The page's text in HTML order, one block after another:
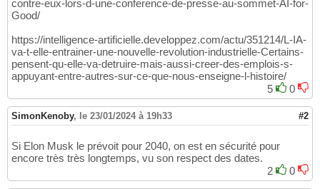
contre-eux-lors-d-une-conference-de-presse-au-sommet-AI-for-
Good/
https://intelligence-artificielle.developpez.com/actu/351214/L-IA-
va-t-elle-entrainer-une-nouvelle-revolution-industrielle-Certains-
pensent-qu-elle-va-detruire-mais-aussi-creer-des-emplois-s-
appuyant-entre-autres-sur-ce-que-nous-enseigne-l-histoire/
5
0
SimonKenoby, le 23/01/2024 à 19h33 #2
Si Elon Musk le prévoit pour 2040, on est en sécurité pour
encore très très longtemps, vu son respect des dates.
2
0